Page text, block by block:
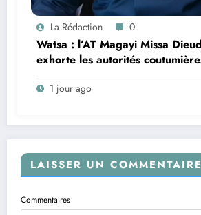
La Rédaction 0
Watsa : l’AT Magayi Missa
exhorte les autorités
recensement et à
population en vue de renforcer la
1 jour ago
LAISSER UN COMMENTAIRE
Commentaires